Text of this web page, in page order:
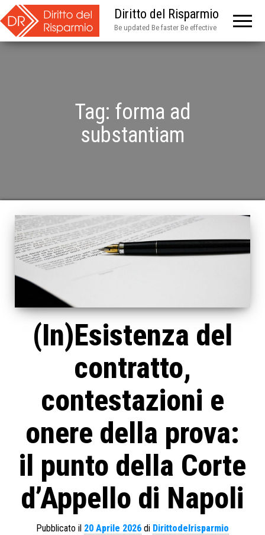
Diritto del Risparmio
Be updated Be faster Be effective
Tag: forma ad
substantiam
(In)Esistenza del
contratto,
contestazioni e
onere della prova:
il punto della Corte
d’Appello di Napoli
Pubblicato il 20 Aprile 2026 di Dirittodelrisparmio